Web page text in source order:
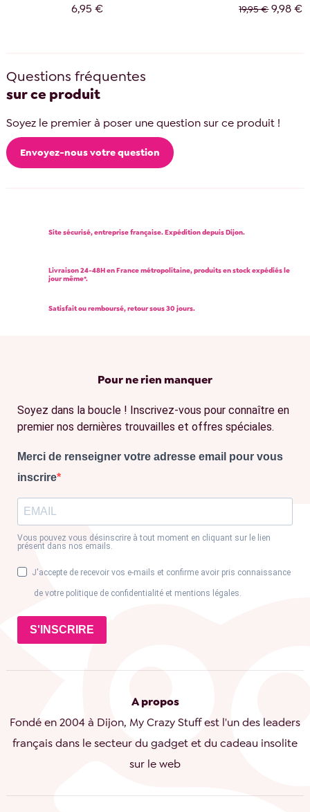
6,95 € 19,95 € 9,98 €
Questions fréquentes
sur ce produit
Soyez le premier à poser une question sur ce produit !
Envoyez-nous votre question
Site sécurisé, entreprise française. Expédition depuis Dijon.
Livraison 24-48H en France métropolitaine, produits en stock expédiés le
jour même*.
Satisfait ou remboursé, retour sous 30 jours.
Pour ne rien manquer
Soyez dans la boucle ! Inscrivez-vous pour connaître en
premier nos dernières trouvailles et offres spéciales.
Merci de renseigner votre adresse email pour vous
inscrire
Vous pouvez vous désinscrire à tout moment en cliquant sur le lien
présent dans nos emails.
J'accepte de recevoir vos e-mails et confirme avoir pris connaissance
de votre politique de confidentialité et mentions légales.
S'INSCRIRE
A propos
Fondé en 2004 à Dijon, My Crazy Stuff est l'un des leaders
français dans le secteur du gadget et du cadeau insolite
sur le web